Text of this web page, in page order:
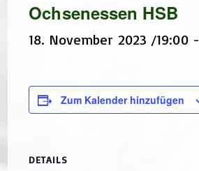
Ochsenessen HSB
18. November 2023 /19:00-
Zum Kalender hinzufügen
DETAILS